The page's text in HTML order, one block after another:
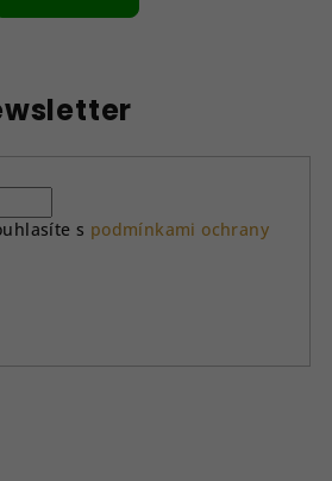
s podmínkami ochrany